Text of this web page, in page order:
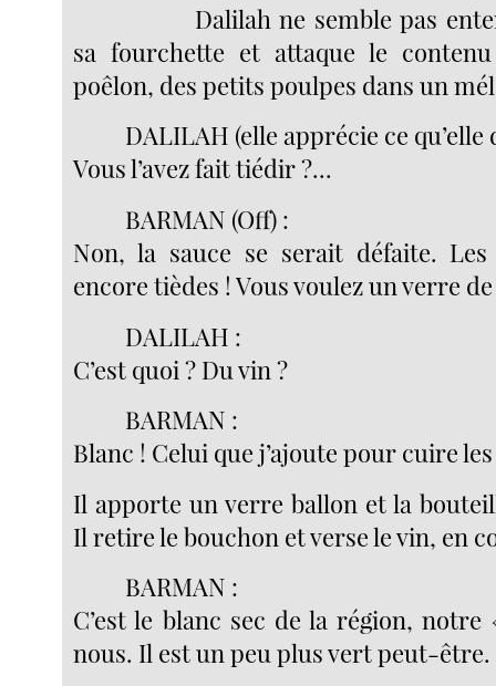
Dalilah ne semble pas
sa fourchette et attaque le
poêlon, des petits poulpes dans un
DALILAH (elle apprécie ce qu’elle
Vous l’avez fait tiédir ?...
BARMAN (Off) :
Non, la sauce se serait défaite.
encore tièdes ! Vous voulez un verre
DALILAH :
C’est quoi ? Du vin ?
BARMAN :
Blanc ! Celui que j’ajoute pour cuire
Il apporte un verre ballon et la
Il retire le bouchon et verse le vin, en
BARMAN :
C’est le blanc sec de la région,
nous. Il est un peu plus vert peut-être.